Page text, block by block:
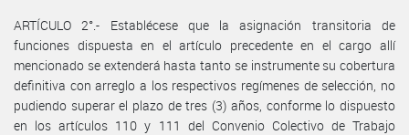
ARTÍCULO 2°.- Establécese que la asignación transitoria de
funciones dispuesta en el artículo precedente en el cargo allí
mencionado se extenderá hasta tanto se instrumente su cobertura
definitiva con arreglo a los respectivos regímenes de selección, no
pudiendo superar el plazo de tres (3) años, conforme lo dispuesto
en los artículos 110 y 111 del Convenio Colectivo de Trabajo